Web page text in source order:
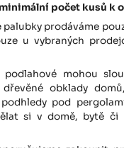
počet kusů k
prodáváme
u vybraných
podlahové mohou
obklady
pod
si v domě, bytě či